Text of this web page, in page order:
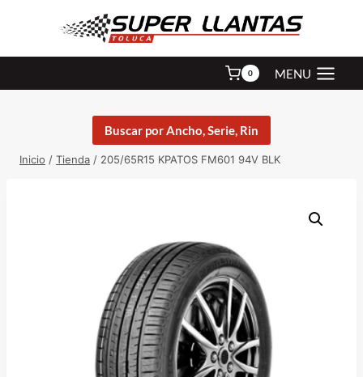
0 MENU
Buscar por Ancho, Serie, Rin
Inicio / Tienda / 205/65R15 KPATOS FM601 94V BLK